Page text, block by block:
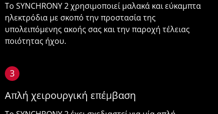
Το SYNCHRONY 2 χρησιμοποιεί μαλακά και εύκαμπτα
ηλεκτρόδια με σκοπό την προστασία της
υπολειπόμενης ακοής σας και την παροχή τέλειας
ποιότητας ήχου.
3
Απλή χειρουργική επέμβαση